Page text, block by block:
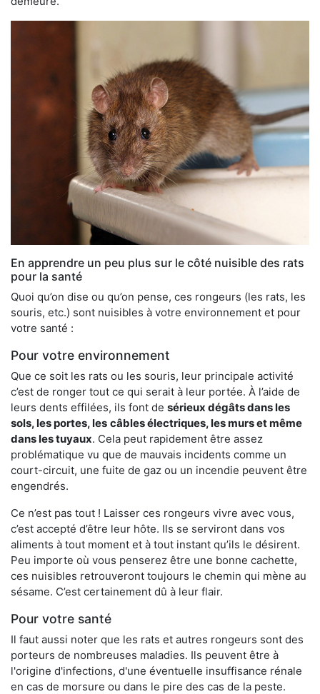
En apprendre un peu plus sur le côté nuisible des rats
pour la santé
Quoi qu’on dise ou qu’on pense, ces rongeurs (les rats, les
souris, etc.) sont nuisibles à votre environnement et pour
votre santé :
Pour votre environnement
Que ce soit les rats ou les souris, leur principale activité
c’est de ronger tout ce qui serait à leur portée. À l’aide de
leurs dents effilées, ils font de sérieux dégâts dans les
sols, les portes, les câbles électriques, les murs et même
dans les tuyaux. Cela peut rapidement être assez
problématique vu que de mauvais incidents comme un
court-circuit, une fuite de gaz ou un incendie peuvent être
engendrés.
Ce n’est pas tout ! Laisser ces rongeurs vivre avec vous,
c’est accepté d’être leur hôte. Ils se serviront dans vos
aliments à tout moment et à tout instant qu’ils le désirent.
Peu importe où vous penserez être une bonne cachette,
ces nuisibles retrouveront toujours le chemin qui mène au
sésame. C’est certainement dû à leur flair.
Pour votre santé
Il faut aussi noter que les rats et autres rongeurs sont des
porteurs de nombreuses maladies. Ils peuvent être à
l'origine d'infections, d'une éventuelle insuffisance rénale
en cas de morsure ou dans le pire des cas de la peste.